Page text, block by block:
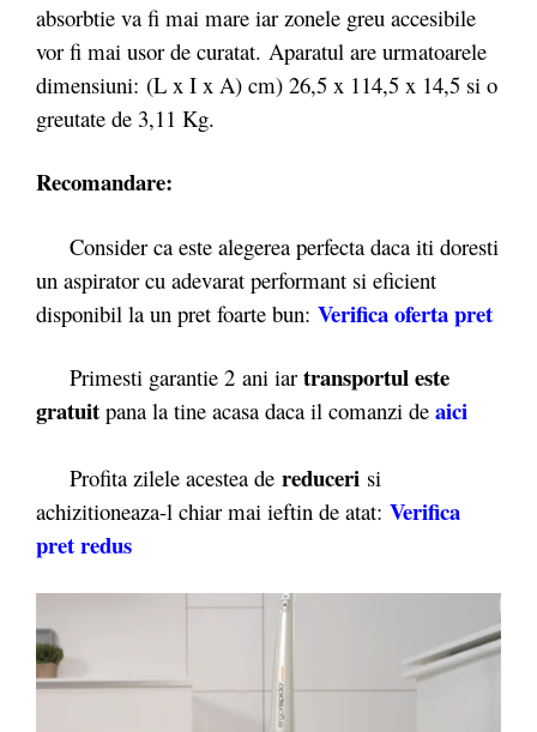
absorbtie va fi mai mare iar zonele greu accesibile
vor fi mai usor de curatat. Aparatul are urmatoarele
dimensiuni: (L x I x A) cm) 26,5 x 114,5 x 14,5 si o
greutate de 3,11 Kg.
Recomandare:
Consider ca este alegerea perfecta daca iti doresti
un aspirator cu adevarat performant si eficient
disponibil la un pret foarte bun: Verifica oferta pret
Primesti garantie 2 ani iar transportul este
gratuit pana la tine acasa daca il comanzi de aici
Profita zilele acestea de reduceri si
achizitioneaza-l chiar mai ieftin de atat: Verifica
pret redus